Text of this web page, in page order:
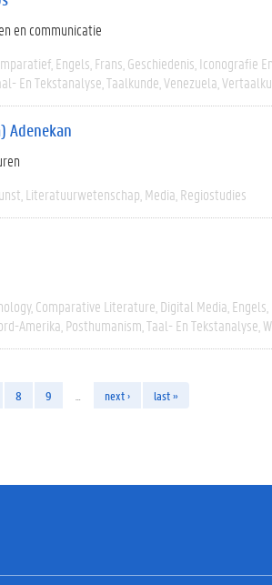
en communicatie
Engels Frans Geschiedenis Iconografie
En Tekstanalyse Taalkunde Venezuela
Adenekan
Literatuurwetenschap Media Regiostudies
Comparative Literature Digital Media Engels
Amerika Posthumanism Taal- En Tekstanalyse
8 9 next › last »